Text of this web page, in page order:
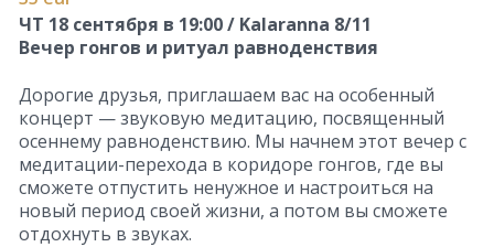
ЧТ 18 сентября в 19:00 / Kalaranna 8/11
Вечер гонгов и ритуал равноденствия
Дорогие друзья, приглашаем вас на особенный
концерт — звуковую медитацию, посвященный
осеннему равноденствию. Мы начнем этот вечер с
медитации-перехода в коридоре гонгов, где вы
сможете отпустить ненужное и настроиться на
новый период своей жизни, а потом вы сможете
отдохнуть в звуках.